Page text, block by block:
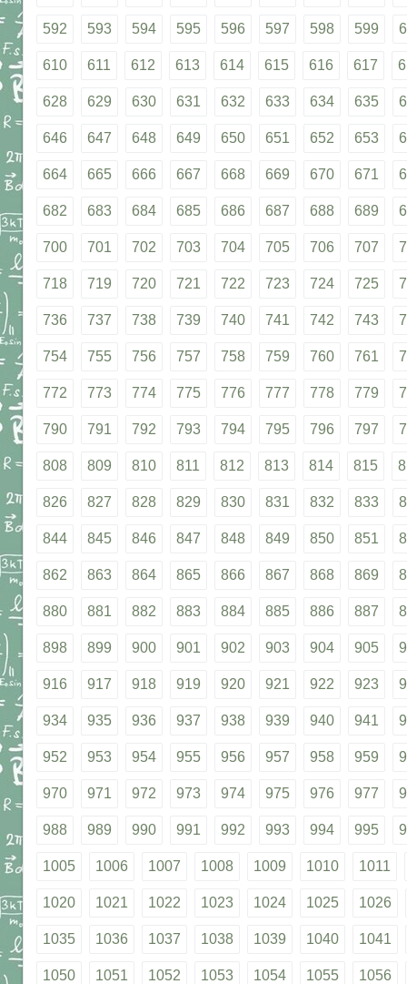
592 593 594 595 596 597 598 599
610 611 612 613 614 615 616 617
628 629 630 631 632 633 634 635
646 647 648 649 650 651 652 653
664 665 666 667 668 669 670 671
682 683 684 685 686 687 688 689
700 701 702 703 704 705 706 707
718 719 720 721 722 723 724 725
736 737 738 739 740 741 742 743
754 755 756 757 758 759 760 761
772 773 774 775 776 777 778 779
790 791 792 793 794 795 796 797
808 809 810 811 812 813 814 815
826 827 828 829 830 831 832 833
844 845 846 847 848 849 850 851
862 863 864 865 866 867 868 869
880 881 882 883 884 885 886 887
898 899 900 901 902 903 904 905
916 917 918 919 920 921 922 923
934 935 936 937 938 939 940 941
952 953 954 955 956 957 958 959
970 971 972 973 974 975 976 977
988 989 990 991 992 993 994 995
1005 1006 1007 1008 1009 1010 1011
1020 1021 1022 1023 1024 1025 1026
1035 1036 1037 1038 1039 1040 1041
1050 1051 1052 1053 1054 1055 1056